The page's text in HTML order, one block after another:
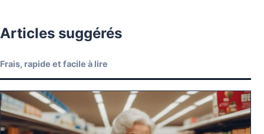
Articles suggérés
Frais, rapide et facile à lire